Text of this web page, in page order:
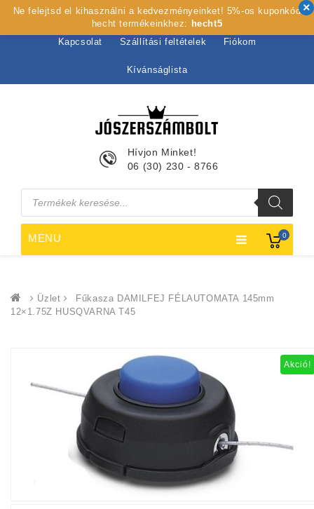
Kezdőlap Rólunk Webshop Szolgáltatások
Kapcsolat Szállítási feltételek Fiókom
Kívánságlista
0
Hívjon Minket!
06 (30) 230 - 8766
Products
search
MENU
Üzlet
Fűkasza DAMILFEJ FÉLAUTOMATA 145mm
12×1.75Z HUSQVARNA T45
Akció!
Ne felejtsd el kihasználni a kedvezményeinket! 5%-os kuponkód
hecht termékeinkhez: hecht5